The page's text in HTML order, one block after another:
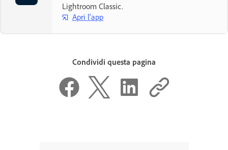
Lightroom Classic.
Apri l'app
Condividi questa pagina